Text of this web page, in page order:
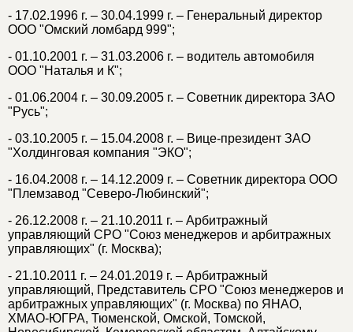
- 17.02.1996 г. – 30.04.1999 г. – Генеральный директор
ООО "Омский ломбард 999";
- 01.10.2001 г. – 31.03.2006 г. – водитель автомобиля
ООО "Наталья и К";
- 01.06.2004 г. – 30.09.2005 г. – Советник директора ЗАО
"Русь";
- 03.10.2005 г. – 15.04.2008 г. – Вице-президент ЗАО
"Холдинговая компания "ЭКО";
- 16.04.2008 г. – 14.12.2009 г. – Советник директора ООО
"Племзавод "Северо-Любинский";
- 26.12.2008 г. – 21.10.2011 г. – Арбитражный
управляющий СРО "Союз менеджеров и арбитражных
управляющих" (г. Москва);
- 21.10.2011 г. – 24.01.2019 г. – Арбитражный
управляющий, Представитель СРО "Союз менеджеров и
арбитражных управляющих" (г. Москва) по ЯНАО,
ХМАО-ЮГРА, Тюменской, Омской, Томской,